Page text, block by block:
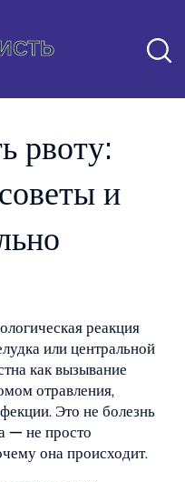
рвоту:
и
реакция
или центральной
как вызывание
отравления,
Это не болезнь
— не просто
она происходит.